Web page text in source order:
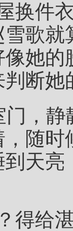
换件
雪歌
她的
判断她
门，
，随
天亮
得给